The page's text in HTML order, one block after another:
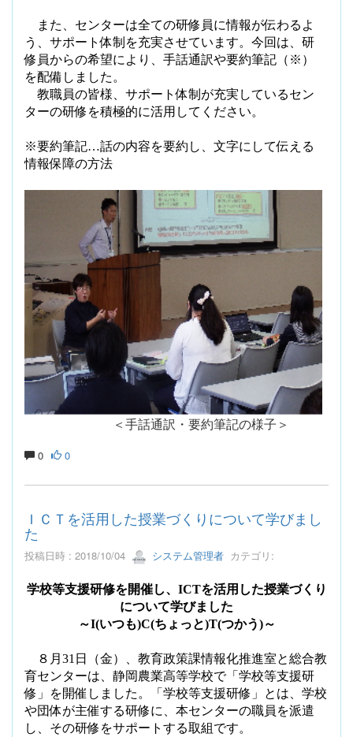
また、センターは全ての研修員に情報が伝わるよ
う、サポート体制を充実させています。今回は、研
修員からの希望により、手話通訳や要約筆記（※）
を配備しました。
教職員の皆様、サポート体制が充実しているセン
ターの研修を積極的に活用してください。
※要約筆記…話の内容を要約し、文字にして伝える
情報保障の方法
＜手話通訳・要約筆記の様子＞
0 0
ＩＣＴを活用した授業づくりについて学びまし
た
投稿日時 : 2018/10/04 システム管理者 カテゴリ:
学校等支援研修を開催し、 ICTを活用した授業づくり
について学びました
～I(いつも)C(ちょっと)T(つかう)～
８月 31 日（金）、教育政策課情報化推進室と総合教
育センターは、静岡農業高等学校で「学校等支援研
修」を開催しました。「学校等支援研修」とは、学校
や団体が主催する研修に、本センターの職員を派遣
し、その研修をサポートする取組です。